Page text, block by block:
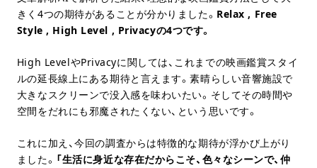
きく4つの期待があることが分かりました。 Relax , Free
Style , High Level , Privacyの4つです。
High LevelやPrivacyに関しては、これまでの映画鑑賞スタイ
ルの延長線上にある期待と言えます。素晴らしい音響施設で
大きなスクリーンで没入感を味わいたい。そしてその時間や
空間をだれにも邪魔されたくない、という思いです。
これに加え、今回の調査からは特徴的な期待が浮かび上がり
ました。 「生活に身近な存在だからこそ、色々なシーンで、仲